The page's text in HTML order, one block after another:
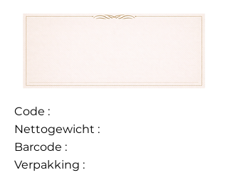
Code :
Nettogewicht :
Barcode :
Verpakking :